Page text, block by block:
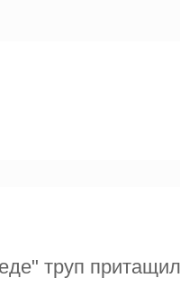
труп